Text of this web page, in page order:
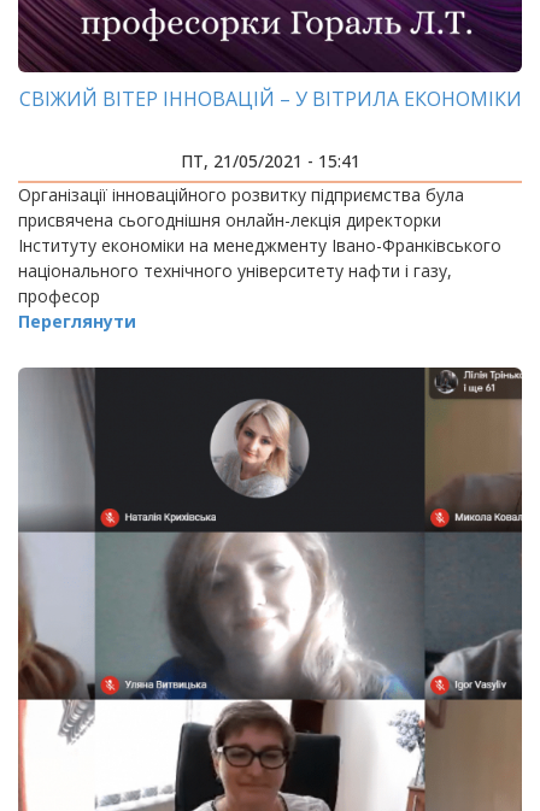
СВІЖИЙ ВІТЕР ІННОВАЦІЙ – У ВІТРИЛА ЕКОНОМІКИ
ПТ, 21/05/2021 - 15:41
Організації інноваційного розвитку підприємства була
присвячена сьогоднішня онлайн-лекція директорки
Інституту економіки на менеджменту Івано-Франківського
національного технічного університету нафти і газу,
професор
Переглянути